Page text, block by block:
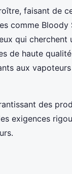
faisant de
comme Bloody
qui cherchent
de haute
aux vapoteurs
des
exigences